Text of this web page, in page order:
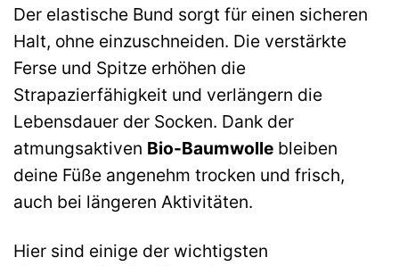
Der elastische Bund sorgt für einen sicheren
Halt, ohne einzuschneiden. Die verstärkte
Ferse und Spitze erhöhen die
Strapazierfähigkeit und verlängern die
Lebensdauer der Socken. Dank der
atmungsaktiven Bio-Baumwolle bleiben
deine Füße angenehm trocken und frisch,
auch bei längeren Aktivitäten.
Hier sind einige der wichtigsten